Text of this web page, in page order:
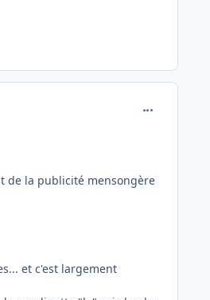
de la publicité mensongère
et c'est largement